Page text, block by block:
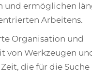
und ermöglichen
Arbeitens.
Organisation und
von Werkzeugen
die für die Suche